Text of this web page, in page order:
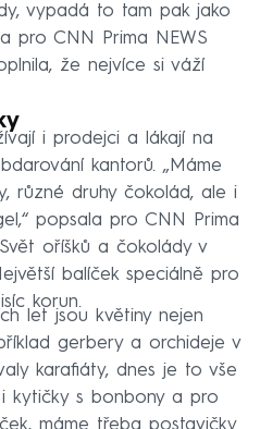
vypadá to tam pak jako
pro CNN Prima NEWS
že nejvíce si váží
i prodejci a lákají na
kantorů. „Máme
různé druhy čokolád, ale i
popsala pro CNN Prima
oříšků a čokolády v
balíček speciálně pro
korun.
let jsou květiny nejen
gerbery a orchideje v
karafiáty, dnes je to vše
kytičky s bonbony a pro